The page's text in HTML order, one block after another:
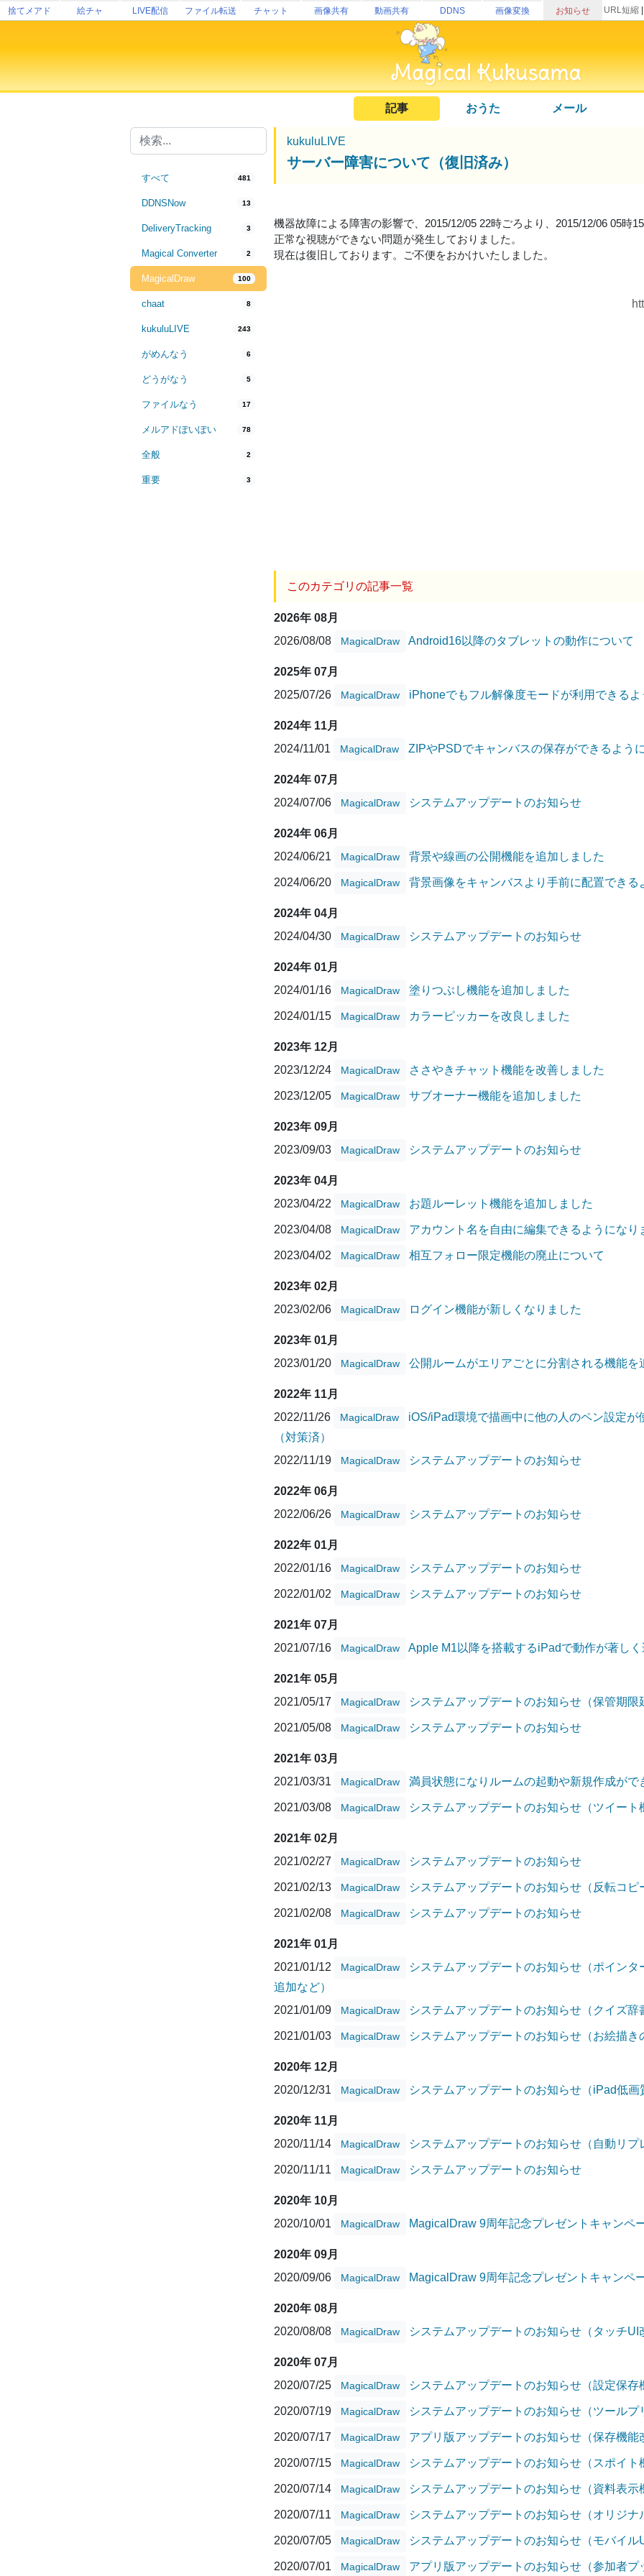
捨てメアド 絵チャ LIVE配信 ファイル転送 チャット 画像共有 動画共有 DDNS 画像変換 お知らせ URL短縮
記事 おうた メール
すべて 481
DDNSNow 13
DeliveryTracking 3
Magical Converter 2
MagicalDraw 100
chaat 8
kukuluLIVE 243
がめんなう 6
どうがなう 5
ファイルなう 17
メルアドぽいぽい 78
全般 2
重要 3
kukuluLIVE
サーバー障害について（復旧済み）
機器故障による障害の影響で、2015/12/05 22時ごろより、2015/12/06 05時
正常な視聴ができない問題が発生しておりました。
現在は復旧しております。ご不便をおかけいたしました。
このカテゴリの記事一覧
2026年 08月
2026/08/08
MagicalDraw Android16以降のタブレットの動作について
2025年 07月
2025/07/26
MagicalDraw iPhoneでもフル解像度モードが利用できる
2024年 11月
2024/11/01
MagicalDraw ZIPやPSDでキャンバスの保存ができるよう
2024年 07月
2024/07/06
MagicalDraw システムアップデートのお知らせ
2024年 06月
2024/06/21
MagicalDraw 背景や線画の公開機能を追加しました
2024/06/20 MagicalDraw 背景画像をキャンバスより手前に配置できる
2024年 04月
2024/04/30
MagicalDraw システムアップデートのお知らせ
2024年 01月
2024/01/16
MagicalDraw 塗りつぶし機能を追加しました
2024/01/15 MagicalDraw カラーピッカーを改良しました
2023年 12月
2023/12/24
MagicalDraw ささやきチャット機能を改善しました
2023/12/05 MagicalDraw サブオーナー機能を追加しました
2023年 09月
2023/09/03
MagicalDraw システムアップデートのお知らせ
2023年 04月
2023/04/22
MagicalDraw お題ルーレット機能を追加しました
2023/04/08 MagicalDraw アカウント名を自由に編集できるようになり
2023/04/02 MagicalDraw 相互フォロー限定機能の廃止について
2023年 02月
2023/02/06
MagicalDraw ログイン機能が新しくなりました
2023年 01月
2023/01/20
MagicalDraw 公開ルームがエリアごとに分割される機能を
2022年 11月
2022/11/26
MagicalDraw
iOS/iPad環境で描画中に他の人のペン設定
（対策済）
2022/11/19
MagicalDraw システムアップデートのお知らせ
2022年 06月
2022/06/26
MagicalDraw システムアップデートのお知らせ
2022年 01月
2022/01/16
MagicalDraw システムアップデートのお知らせ
2022/01/02 MagicalDraw システムアップデートのお知らせ
2021年 07月
2021/07/16
MagicalDraw Apple M1以降を搭載するiPadで動作が著し
2021年 05月
2021/05/17
MagicalDraw システムアップデートのお知らせ（保管期
2021/05/08 MagicalDraw システムアップデートのお知らせ
2021年 03月
2021/03/31
MagicalDraw 満員状態になりルームの起動や新規作成が
2021/03/08 MagicalDraw システムアップデートのお知らせ（ツイート
2021年 02月
2021/02/27
MagicalDraw システムアップデートのお知らせ
2021/02/13 MagicalDraw システムアップデートのお知らせ（反転コピ
2021/02/08 MagicalDraw システムアップデートのお知らせ
2021年 01月
2021/01/12
MagicalDraw
システムアップデートのお知らせ（ポイン
追加など）
2021/01/09
MagicalDraw システムアップデートのお知らせ（クイズ辞
2021/01/03 MagicalDraw システムアップデートのお知らせ（お絵描き
2020年 12月
2020/12/31
MagicalDraw システムアップデートのお知らせ（iPad低画
2020年 11月
2020/11/14
MagicalDraw システムアップデートのお知らせ（自動リプ
2020/11/11 MagicalDraw システムアップデートのお知らせ
2020年 10月
2020/10/01
MagicalDraw MagicalDraw 9周年記念プレゼントキャンペ
2020年 09月
2020/09/06
MagicalDraw MagicalDraw 9周年記念プレゼントキャンペ
2020年 08月
2020/08/08
MagicalDraw システムアップデートのお知らせ（タッチUI
2020年 07月
2020/07/25
MagicalDraw システムアップデートのお知らせ（設定保存
2020/07/19 MagicalDraw システムアップデートのお知らせ（ツール
2020/07/17 MagicalDraw アプリ版アップデートのお知らせ（保存機
2020/07/15 MagicalDraw システムアップデートのお知らせ（スポイト
2020/07/14 MagicalDraw システムアップデートのお知らせ（資料表示
2020/07/11 MagicalDraw システムアップデートのお知らせ（オリジ
2020/07/05 MagicalDraw システムアップデートのお知らせ（モバイル
2020/07/01 MagicalDraw アプリ版アップデートのお知らせ（参加者プ